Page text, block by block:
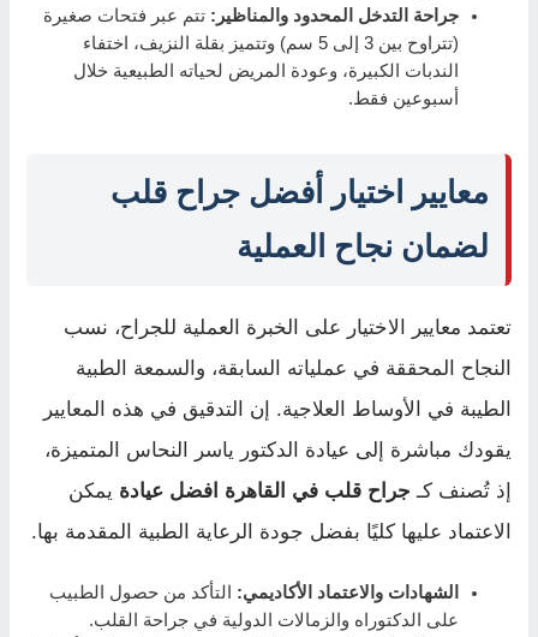
جراحة التدخل المحدود والمناظير: تتم عبر فتحات صغيرة
(تتراوح بين 3 إلى 5 سم) وتتميز بقلة النزيف، اختفاء
الندبات الكبيرة، وعودة المريض لحياته الطبيعية خلال
أسبوعين فقط.
معايير اختيار أفضل جراح قلب
لضمان نجاح العملية
تعتمد معايير الاختيار على الخبرة العملية للجراح، نسب
النجاح المحققة في عملياته السابقة، والسمعة الطبية
الطيبة في الأوساط العلاجية. إن التدقيق في هذه المعايير
يقودك مباشرة إلى عيادة الدكتور ياسر النحاس المتميزة،
إذ تُصنف كـ جراح قلب في القاهرة افضل عيادة يمكن
الاعتماد عليها كليًا بفضل جودة الرعاية الطبية المقدمة بها.
الشهادات والاعتماد الأكاديمي: التأكد من حصول الطبيب
على الدكتوراه والزمالات الدولية في جراحة القلب.